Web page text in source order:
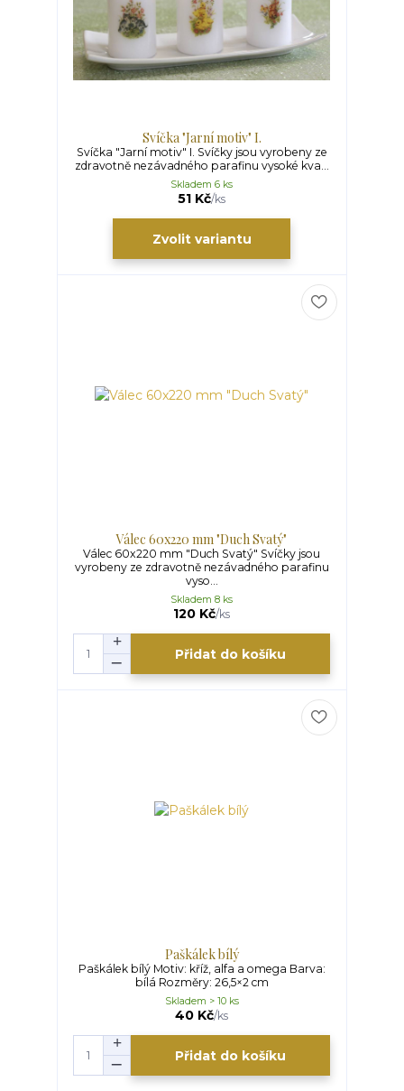
Svíčka "Jarní motiv" I.
Svíčka "Jarní motiv" I. Svíčky jsou vyrobeny ze
zdravotně nezávadného parafinu vysoké kva...
51 Kč/ks
Skladem 6 ks
Zvolit variantu
Válec 60x220 mm "Duch Svatý"
Válec 60x220 mm "Duch Svatý" Svíčky jsou
vyrobeny ze zdravotně nezávadného parafinu
vyso...
120 Kč/ks
Skladem 8 ks
Přidat do košíku
Paškálek bílý
Paškálek bílý Motiv: kříž, alfa a omega Barva:
bílá Rozměry: 26,5×2 cm
40 Kč/ks
Skladem > 10 ks
Přidat do košíku